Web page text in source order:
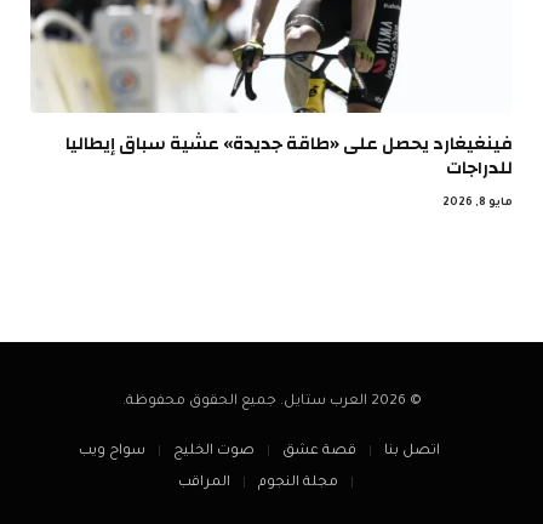
فينغيغارد يحصل على «طاقة جديدة» عشية سباق إيطاليا
للدراجات
مايو 8, 2026
© 2026 العرب ستايل. جميع الحقوق محفوظة.
اتصل بنا قصة عشق صوت الخليج
سواح ويب
مجلة النجوم
المراقب